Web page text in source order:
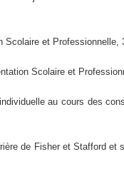
et Professionnelle,
Scolaire et
au cours des
de Fisher et Stafford et